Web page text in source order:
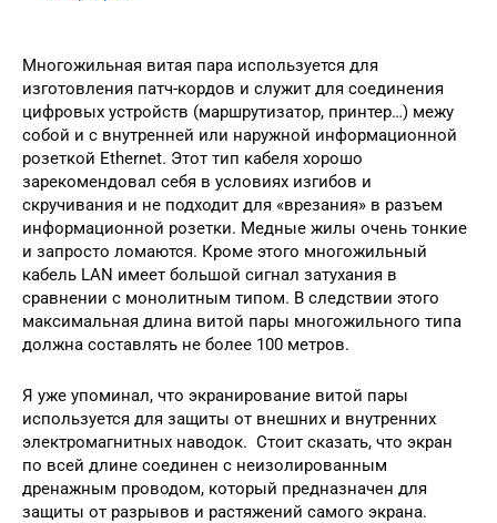
Многожильная витая пара используется для
изготовления патч-кордов и служит для соединения
цифровых устройств (маршрутизатор, принтер…) межу
собой и с внутренней или наружной информационной
розеткой Ethernet. Этот тип кабеля хорошо
зарекомендовал себя в условиях изгибов и
скручивания и не подходит для «врезания» в разъем
информационной розетки. Медные жилы очень тонкие
и запросто ломаются. Кроме этого многожильный
кабель LAN имеет большой сигнал затухания в
сравнении с монолитным типом. В следствии этого
максимальная длина витой пары многожильного типа
должна составлять не более 100 метров.
Я уже упоминал, что экранирование витой пары
используется для защиты от внешних и внутренних
электромагнитных наводок. Стоит сказать, что экран
по всей длине соединен с неизолированным
дренажным проводом, который предназначен для
защиты от разрывов и растяжений самого экрана.